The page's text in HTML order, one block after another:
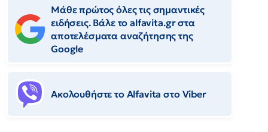
Μάθε πρώτος όλες τις σημαντικές
ειδήσεις. Βάλε το alfavita.gr στα
αποτελέσματα αναζήτησης της
Google
Ακολουθήστε το Αlfavita στο Viber